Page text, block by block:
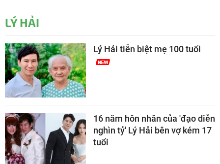
LÝ HẢI
Lý Hải tiễn biệt mẹ 100 tuổi
16 năm hôn nhân của 'đạo diễn
nghìn tỷ' Lý Hải bên vợ kém 17
tuổi